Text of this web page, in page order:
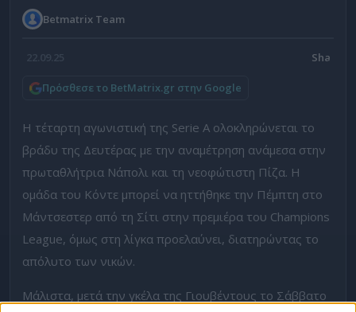
Betmatrix Team
22.09.25
Πρόσθεσε το BetMatrix.gr στην Google
Η τέταρτη αγωνιστική της Serie A ολοκληρώνεται το
βράδυ της Δευτέρας με την αναμέτρηση ανάμεσα στην
πρωταθλήτρια Νάπολι και τη νεοφώτιστη Πίζα. Η
ομάδα του Κόντε μπορεί να ηττήθηκε την Πέμπτη στο
Μάντσεστερ από τη Σίτι στην πρεμιέρα του Champions
League, όμως στη λίγκα προελαύνει, διατηρώντας το
απόλυτο των νικών.
Μάλιστα, μετά την γκέλα της Γιουβέντους το Σάββατο